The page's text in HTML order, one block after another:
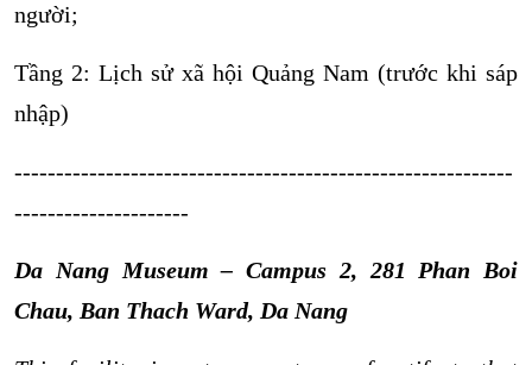
người;
Tầng 2: Lịch sử xã hội Quảng Nam (trước khi sáp
nhập)
------------------------------------------------------------
---------------------
Da Nang Museum – Campus 2, 281 Phan Boi
Chau, Ban Thach Ward, Da Nang